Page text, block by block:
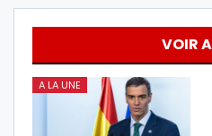
VOIR
A LA UNE